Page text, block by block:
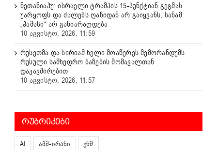
ნეთანიაჰუ: ისრაელი ტრამპის 15-პუნქტიან გეგმას
უარყოფს და ძალებს ღაზიდან არ გაიყვანს, სანამ
„ჰამასი“ არ განიარაღდება
10 აგვისტო, 2026, 11:59
რუსეთმა და სირიამ ხელი მოაწერეს მემორანდუმს
რუსული სამხედრო ბაზების მომავალთან
დაკავშირებით
10 აგვისტო, 2026, 11:57
ᲠᲣᲑᲠᲘᲙᲔᲑᲘ
AI აშშ-ირანი
ენმ